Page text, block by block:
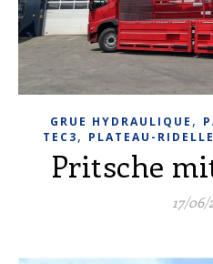
GRUE HYDRAULIQUE ,
TEC3, PLATEAU-
Pritsche
17/06/